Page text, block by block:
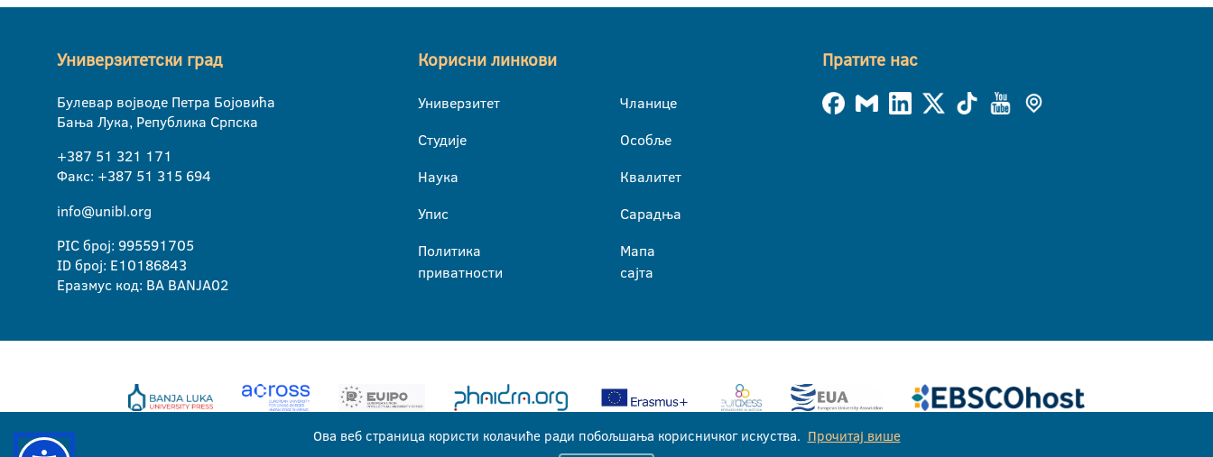
Универзитетски град
Булевар војводе Петра Бојовића
Бања Лука, Република Српска
+387 51 321 171
Факс: +387 51 315 694
info@unibl.org
PIC број: 995591705
ID број: E10186843
Еразмус код: BA BANJA02
Корисни линкови
Универзитет
Студије
Наука
Упис
Политика
приватности
Чланице
Особље
Квалитет
Сарадња
Мапа
сајта
Пратите нас
Ова веб страница користи колачиће ради побољшања корисничког искуства. Прочитај више